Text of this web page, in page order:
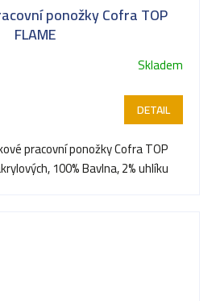
ponožky Cofra TOP
FLAME
Skladem
DETAIL
pracovní ponožky Cofra TOP
100% Bavlna, 2% uhlíku